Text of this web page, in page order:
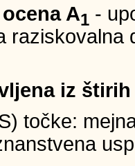
A1 -
raziskovalna
iz
točke: